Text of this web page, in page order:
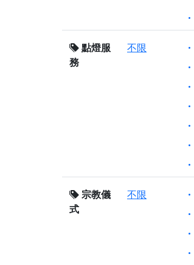
點燈服
務
不限
宗教儀
式
不限